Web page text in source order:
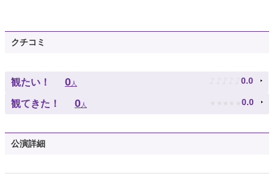
クチコミ
観たい！ 0人 ♪ ♪ ♪ ♪ ♪ 0.0
観てきた！ 0人 ★ ★ ★ ★ ★ 0.0
公演詳細